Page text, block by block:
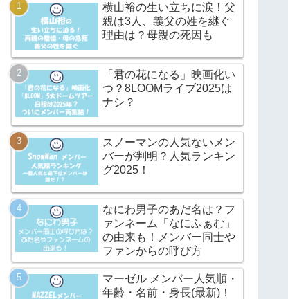
横山裕の生い立ちに涙！父
親は3人、義父の姓を継ぐ
理由は？母親の死因も
「君の花になる」映画化い
つ？8LOOMライブ2025は
ナシ？
スノーマンの人気ないメン
バーが判明？人気ランキン
グ2025！
なにわ男子のあだ名は？フ
ァンネーム「なにふぁむ」
の由来も！メンバー同士や
ファンからの呼び方
マーゼル メンバー人気順・
年齢・名前・身長(最新)！